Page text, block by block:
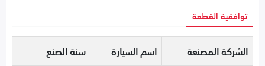
توافقية القطعة
الشركة المصنعة اسم السيارة
سنة الصنع